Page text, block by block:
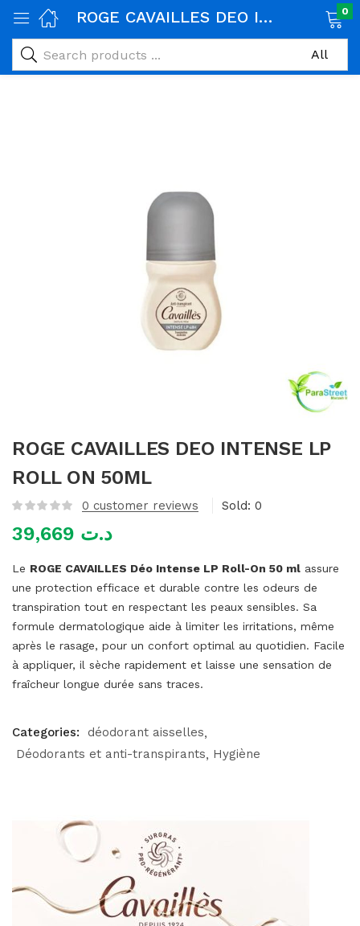
alimentaires)
ROGE CAVAILLES DEO INTENSE LP ROLL ON 50ML 0
ROGE CAVAILLES DEO INTENSE LP
ROLL ON 50ML
0 customer reviews Sold: 0
د.ت
Le ROGE CAVAILLES Déo Intense LP Roll-On 50 ml assure
une protection efficace et durable contre les odeurs de
transpiration tout en respectant les peaux sensibles. Sa
formule dermatologique aide à limiter les irritations, même
après le rasage, pour un confort optimal au quotidien. Facile
à appliquer, il sèche rapidement et laisse une sensation de
fraîcheur longue durée sans traces.
Categories:
déodorant aisselles
Déodorants et anti-transpirants
Hygiène